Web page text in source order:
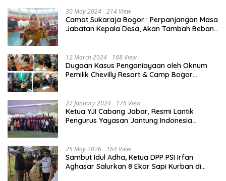
30 May 2024 214 View
Camat Sukaraja Bogor : Perpanjangan Masa
Jabatan Kepala Desa, Akan Tambah Beban
12 March 2024 188 View
Dugaan Kasus Penganiayaan oleh Oknum
Pemilik Chevilly Resort & Camp Bogor
27 January 2024 176 View
Ketua YJI Cabang Jabar, Resmi Lantik
Pengurus Yayasan Jantung Indonesia
25 May 2026 164 View
Sambut Idul Adha, Ketua DPP PSI Irfan
Aghasar Salurkan 8 Ekor Sapi Kurban di